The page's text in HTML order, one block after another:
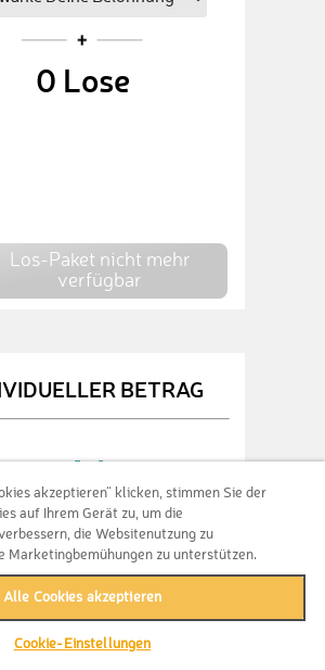
0 Lose
Los-Paket nicht mehr
verfügbar
BETRAG
EUR +
akzeptieren“ klicken, stimmen Sie der
auf Ihrem Gerät zu, um die
die Websitenutzung zu
Marketingbemühungen zu unterstützen.
Alle Cookies akzeptieren
Cookie-Einstellungen